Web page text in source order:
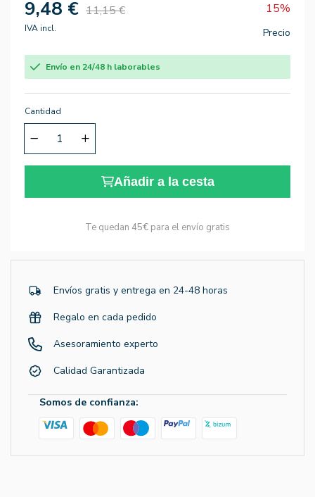
9,48 € 11,15 € 15%
IVA incl. Precio
Envío en 24/48 h laborables
Cantidad
Añadir a la cesta
Te quedan 45€ para el envío gratis
Envíos gratis y entrega en 24-48 horas
Regalo en cada pedido
Asesoramiento experto
Calidad Garantizada
Somos de confianza: